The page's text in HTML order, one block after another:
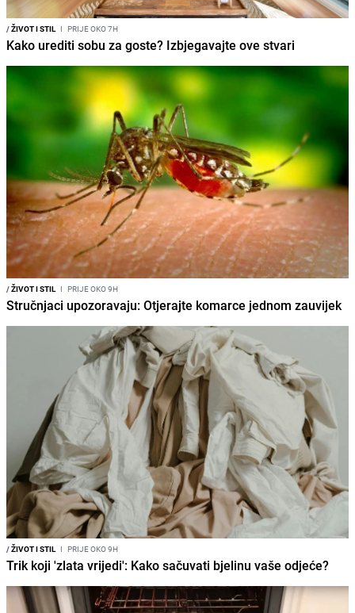
/ŽIVOT I STIL I PRIJE OKO 7H
Kako urediti sobu za goste? Izbjegavajte ove stvari
/ŽIVOT I STIL I PRIJE OKO 9H
Stručnjaci upozoravaju: Otjerajte komarce jednom zauvijek
/ŽIVOT I STIL I PRIJE OKO 9H
Trik koji 'zlata vrijedi': Kako sačuvati bjelinu vaše odjeće?